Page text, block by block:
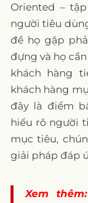
Oriented –
người tiêu
đề họ gặp
đựng và họ
khách hàng
khách hàng
đây là điểm
hiểu rõ người
mục tiêu,
giải pháp đáp
Xem thêm: